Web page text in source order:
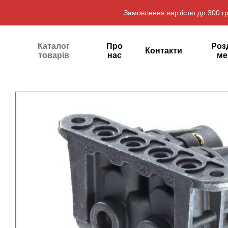
Замовлення вартістю до 300
Каталог
товарів
Про
нас
Контакти